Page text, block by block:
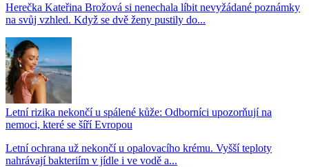
Herečka Kateřina Brožová si nenechala líbit nevyžádané poznámky
na svůj vzhled. Když se dvě ženy pustily do...
Letní rizika nekončí u spálené kůže: Odborníci upozorňují na
nemoci, které se šíří Evropou
Letní ochrana už nekončí u opalovacího krému. Vyšší teploty
nahrávají bakteriím v jídle i ve vodě a...